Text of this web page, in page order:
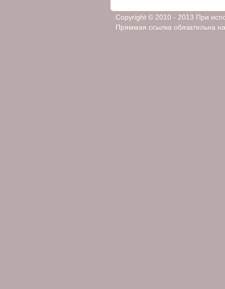
Copyright © 2010 - 2013 При
Пряммая ссылка обязательна